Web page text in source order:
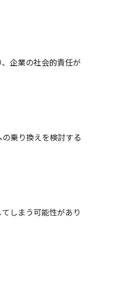
企業の社会的責任が
乗り換えを検討する
しまう可能性があり